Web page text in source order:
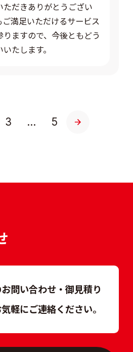
ただきありがとうござい
ご満足いただけるサービス
ますので、今後ともどう
たします。
3 ... 5
問い合わせ・御見積り
軽にご連絡ください。